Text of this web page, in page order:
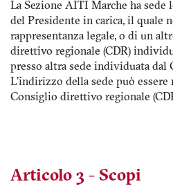
La Sezione AITI Marche ha sede
del Presidente in carica, il quale
rappresentanza legale, o di un
direttivo regionale (CDR)
presso altra sede individuata dal
L'indirizzo della sede può
Consiglio direttivo regionale
Articolo 3 - Scopi